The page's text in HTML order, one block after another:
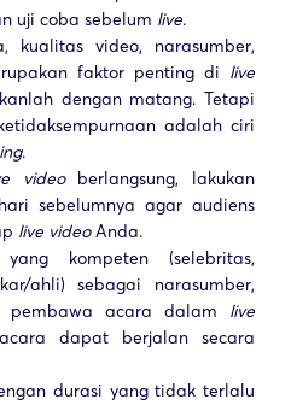
uji coba sebelum live.
kualitas video, narasumber,
faktor penting di live
dengan matang. Tetapi
adalah ciri
.
videoberlangsung, lakukan
sebelumnya agar audiens
live videoAnda.
kompeten (selebritas,
ahli) sebagai narasumber,
pembawa acara dalam live
dapat berjalan secara
durasi yang tidak terlalu